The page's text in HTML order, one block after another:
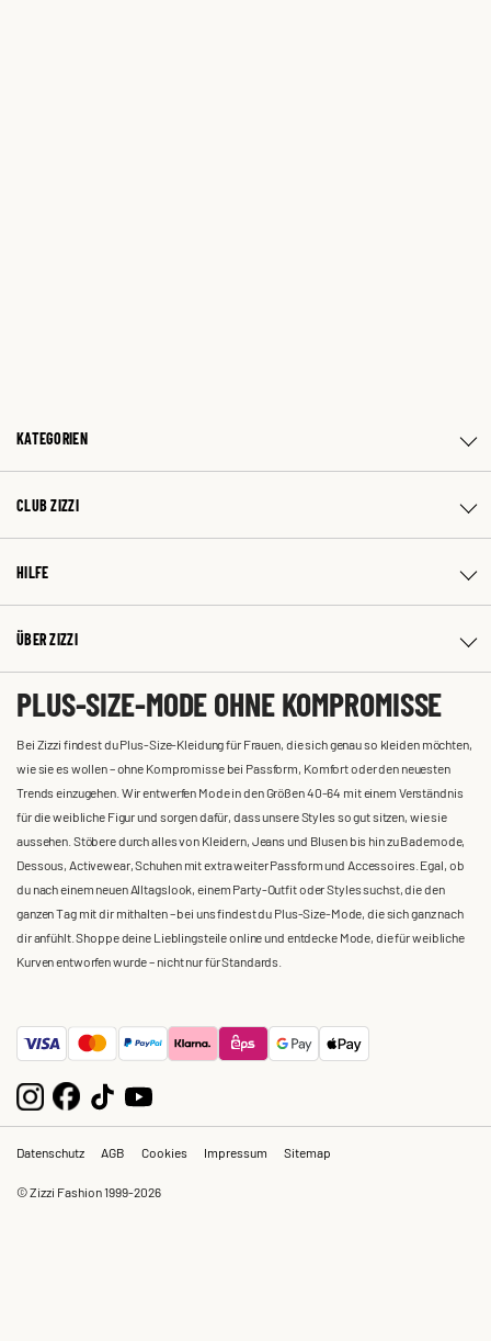
KATEGORIEN
CLUB ZIZZI
HILFE
ÜBER ZIZZI
PLUS-SIZE-MODE OHNE KOMPROMISSE
Bei Zizzi findest du Plus-Size-Kleidung für Frauen, die sich genau so kleiden möchten,
wie sie es wollen – ohne Kompromisse bei Passform, Komfort oder den neuesten
Trends einzugehen. Wir entwerfen Mode in den Größen 40-64 mit einem Verständnis
für die weibliche Figur und sorgen dafür, dass unsere Styles so gut sitzen, wie sie
aussehen. Stöbere durch alles von Kleidern, Jeans und Blusen bis hin zu Bademode,
Dessous, Activewear, Schuhen mit extra weiter Passform und Accessoires. Egal, ob
du nach einem neuen Alltagslook, einem Party-Outfit oder Styles suchst, die den
ganzen Tag mit dir mithalten – bei uns findest du Plus-Size-Mode, die sich ganz nach
dir anfühlt. Shoppe deine Lieblingsteile online und entdecke Mode, die für weibliche
Kurven entworfen wurde – nicht nur für Standards.
Datenschutz AGB Cookies Impressum Sitemap
© Zizzi Fashion 1999-2026